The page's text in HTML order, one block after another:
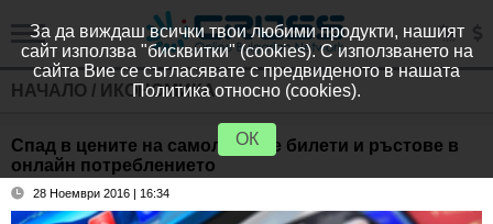
НАЧАЛО / ИКОНОМИКА
Спад в цените на самолетните билети и ръстове в
онлайн потреблението
28 Ноември 2016 | 16:34
За да виждаш всички твои любими продукти, нашият
сайт използва "бисквитки" (cookies). С използването на
сайта Вие се съгласявате с предвиденото в нашата
Политика относно (cookies).
ОК